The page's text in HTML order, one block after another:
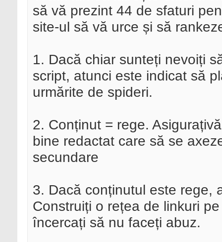
să vă prezint 44 de sfaturi
site-ul să vă urce și să
1. Dacă chiar sunteți nevoiți
script, atunci este indicat să
urmărite de spideri.
2. Conținut = rege.
bine redactat care să se
secundare
3. Dacă conținutul este rege,
Construiți o rețea de linkuri
încercați să nu faceți abuz.